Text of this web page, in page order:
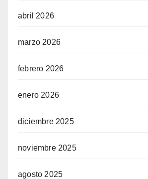
abril 2026
marzo 2026
febrero 2026
enero 2026
diciembre 2025
noviembre 2025
agosto 2025